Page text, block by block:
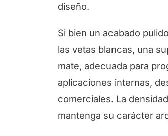
diseño.
Si bien un acabado
las vetas blancas, una
mate, adecuada para
aplicaciones internas,
comerciales. La
mantenga su carácter